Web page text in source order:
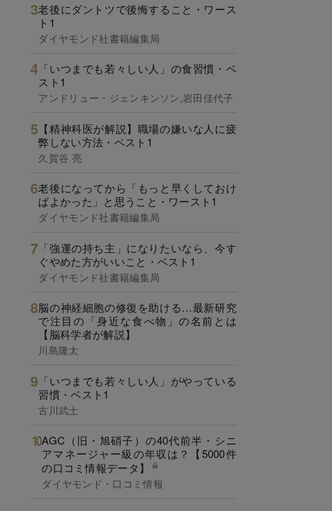
老後にダントツで後悔すること・ワース
ト1
ダイヤモンド社書籍編集局
「いつまでも若々しい人」の食習慣・ベ
スト1
アンドリュー・ジェンキンソン,岩田佳代子
【精神科医が解説】職場の嫌いな人に疲
弊しない方法・ベスト1
久賀谷 亮
老後になってから「もっと早くしておけ
ばよかった」と思うこと・ワースト1
ダイヤモンド社書籍編集局
「強運の持ち主」になりたいなら、今す
ぐやめた方がいいこと・ベスト1
ダイヤモンド社書籍編集局
脳の神経細胞の修復を助ける…最新研究
で注目の「身近な食べ物」の名前とは
【脳科学者が解説】
川島隆太
「いつまでも若々しい人」がやっている
習慣・ベスト1
古川武士
AGC（旧・旭硝子）の40代前半・シニ
アマネージャー級の年収は？【5000件
の口コミ情報データ】
ダイヤモンド・口コミ情報